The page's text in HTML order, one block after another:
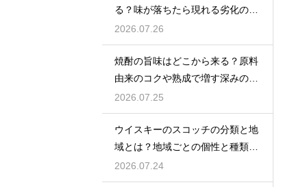
る？味が落ちたら現れる劣化のサ
インを解説
2026.07.26
焼酎の旨味はどこから来る？原料
由来のコクや熟成で増す深みの秘
密を解説
2026.07.25
ウイスキーのスコッチの分類と地
域とは？地域ごとの個性と種類を
解説
2026.07.24